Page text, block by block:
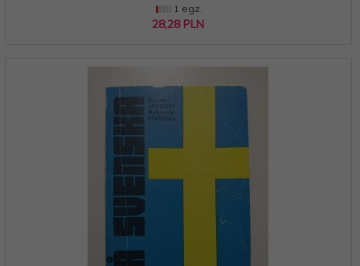
1 egz.
28,28 PLN